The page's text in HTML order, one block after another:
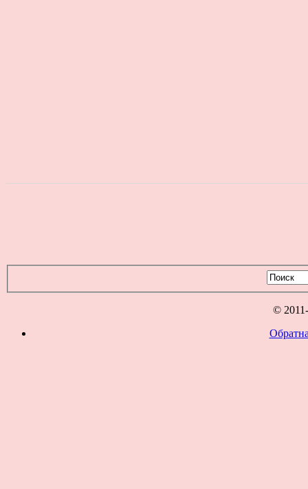
©